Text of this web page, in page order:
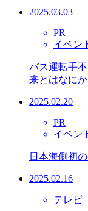
2025.03.03
PR
イベン
バス運転手
来とはなにか
2025.02.20
PR
イベン
日本海側初
2025.02.16
テレビ